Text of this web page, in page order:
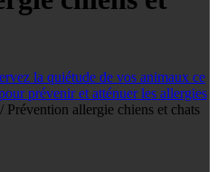
la quiétude de vos animaux ce
prévenir et atténuer les allergies
/ Prévention allergie chiens et chats